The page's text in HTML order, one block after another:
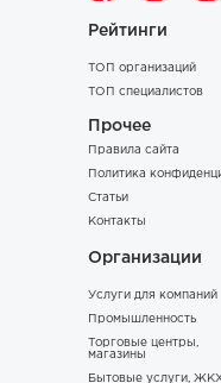
Рейтинги
ТОП организаций
ТОП специалистов
Прочее
Правила сайта
Политика
Статьи
Контакты
Организации
Услуги для компаний
Промышленность
Торговые центры,
магазины
Бытовые услуги,